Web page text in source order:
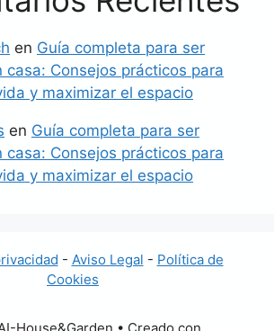
en Guía completa para ser
casa: Consejos prácticos para
y maximizar el espacio
en Guía completa para ser
casa: Consejos prácticos para
y maximizar el espacio
- Aviso Legal - Política de
Cookies